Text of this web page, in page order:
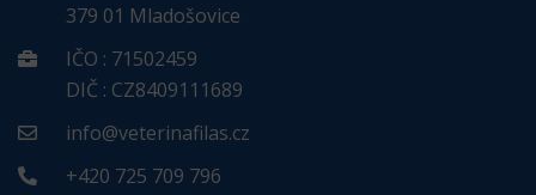
379 01 Mladošovice
IČO : 71502459
DIČ : CZ8409111689
info@veterinafilas.cz
+420 725 709 796